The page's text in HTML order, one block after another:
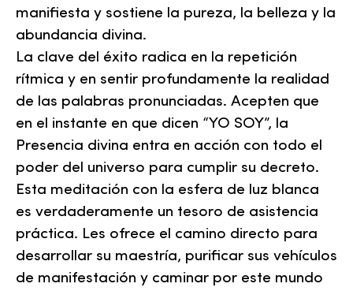
manifiesta y sostiene la pureza, la belleza y la
abundancia divina.
La clave del éxito radica en la repetición
rítmica y en sentir profundamente la realidad
de las palabras pronunciadas. Acepten que
en el instante en que dicen “YO SOY”, la
Presencia divina entra en acción con todo el
poder del universo para cumplir su decreto.
Esta meditación con la esfera de luz blanca
es verdaderamente un tesoro de asistencia
práctica. Les ofrece el camino directo para
desarrollar su maestría, purificar sus vehículos
de manifestación y caminar por este mundo